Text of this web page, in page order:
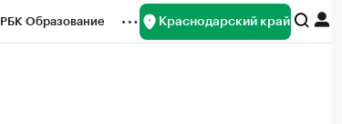
РБК Образование Краснодарский край